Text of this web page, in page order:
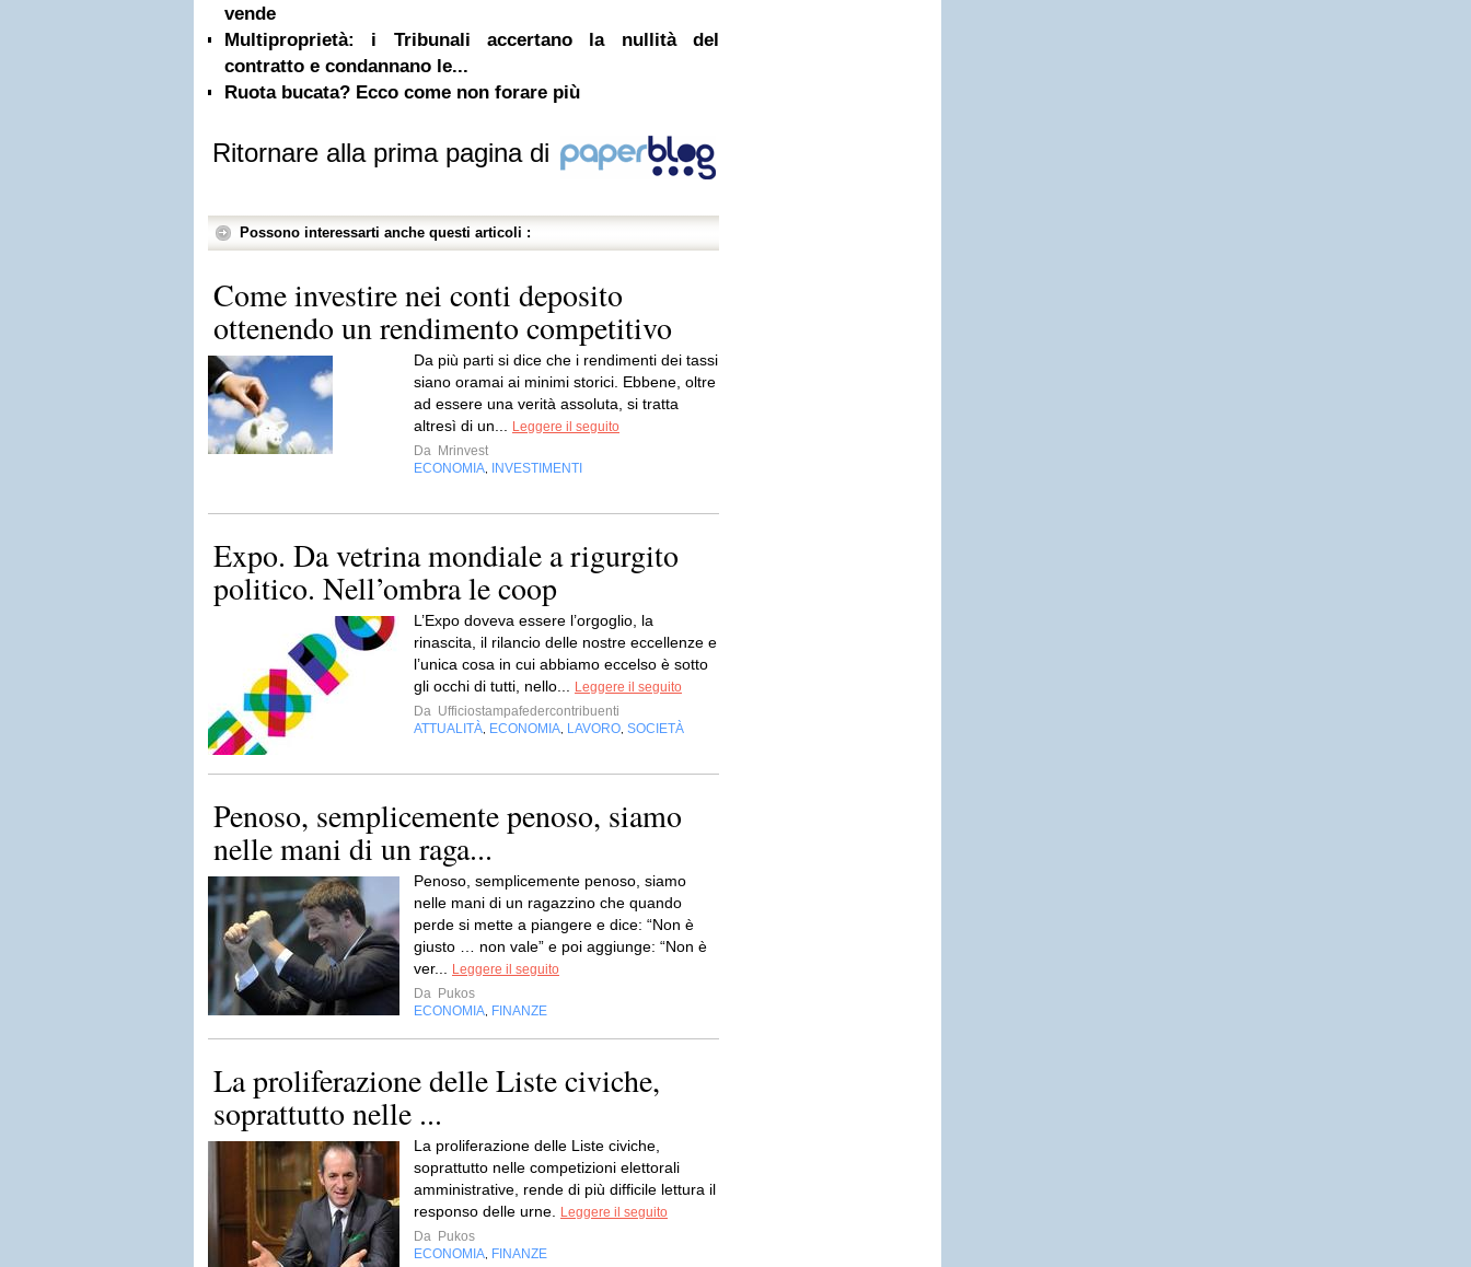
vende
Multiproprietà: i Tribunali accertano la nullità del
contratto e condannano le...
Ruota bucata? Ecco come non forare più
Ritornare alla prima pagina di
Possono interessarti anche questi articoli :
Come investire nei conti deposito
ottenendo un rendimento competitivo
Da più parti si dice che i rendimenti dei tassi
siano oramai ai minimi storici. Ebbene, oltre
ad essere una verità assoluta, si tratta
altresì di un...
Leggere il seguito
Da Mrinvest
ECONOMIA
INVESTIMENTI
Expo. Da vetrina mondiale a rigurgito
politico. Nell’ombra le coop
L’Expo doveva essere l’orgoglio, la
rinascita, il rilancio delle nostre eccellenze e
l’unica cosa in cui abbiamo eccelso è sotto
gli occhi di tutti, nello...
Leggere il seguito
Da Ufficiostampafedercontribuenti
ATTUALITÀ ECONOMIA LAVORO SOCIETÀ
Penoso, semplicemente penoso, siamo
nelle mani di un raga...
Penoso, semplicemente penoso, siamo
nelle mani di un ragazzino che quando
perde si mette a piangere e dice: “Non è
giusto … non vale” e poi aggiunge: “Non è
ver...
Leggere il seguito
Da Pukos
ECONOMIA FINANZE
La proliferazione delle Liste civiche,
soprattutto nelle ...
La proliferazione delle Liste civiche,
soprattutto nelle competizioni elettorali
amministrative, rende di più difficile lettura il
responso delle urne.
Leggere il seguito
Da Pukos
ECONOMIA FINANZE